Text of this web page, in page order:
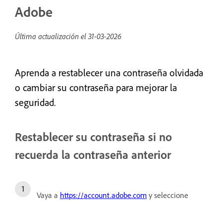
Adobe
Última actualización el 31-03-2026
Aprenda a restablecer una contraseña olvidada
o cambiar su contraseña para mejorar la
seguridad.
Restablecer su contraseña si no
recuerda la contraseña anterior
Vaya a https://account.adobe.com y seleccione